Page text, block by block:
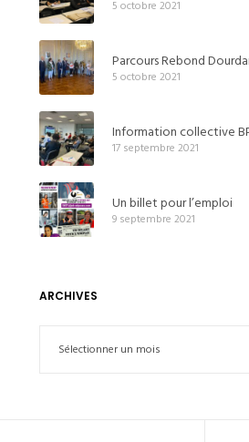
5 octobre 2021
Parcours Rebond
5 octobre 2021
Information collective
17 septembre 2021
Un billet pour l’emploi
9 septembre 2021
ARCHIVES